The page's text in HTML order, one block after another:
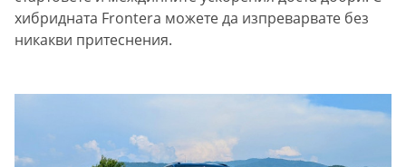
хибридната Frontera можете да изпреварвате без
никакви притеснения.